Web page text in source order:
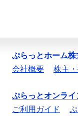
ぷらっとホーム株
会社概要
株主
ぷらっとオンライ
ご利用ガイド